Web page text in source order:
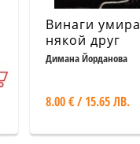
Винаги умира
някой друг
Димана Йорданова
8.00 € / 15.65 ЛВ.